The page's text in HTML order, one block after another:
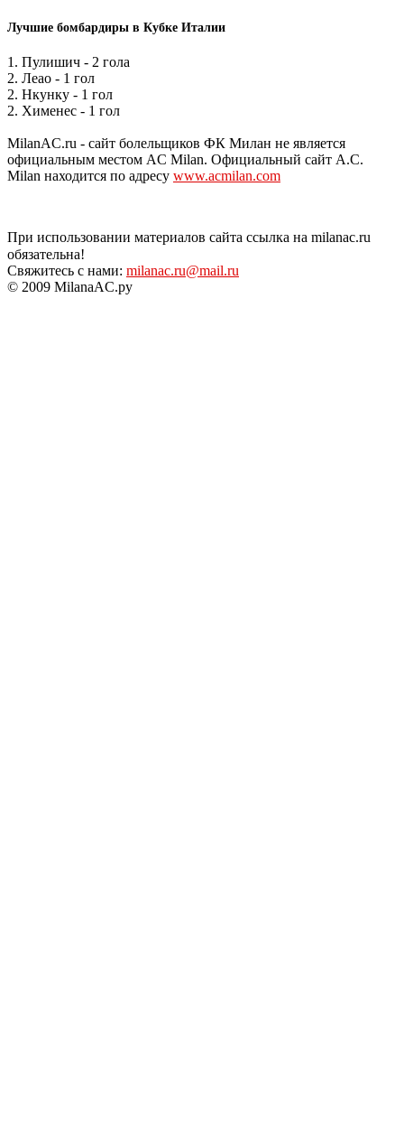
Лучшие бомбардиры в Кубке Италии
1. Пулишич - 2 гола
2. Леао - 1 гол
2. Нкунку - 1 гол
2. Хименес - 1 гол
MilanAC.ru - сайт болельщиков ФК Милан не является
официальным местом AC Milan. Официальный сайт A.C.
Milan находится по адресу www.acmilan.com
При использовании материалов сайта ссылка на milanac.ru
обязательна!
Свяжитесь с нами: milanac.ru@mail.ru
© 2009 MilanaAC.ру